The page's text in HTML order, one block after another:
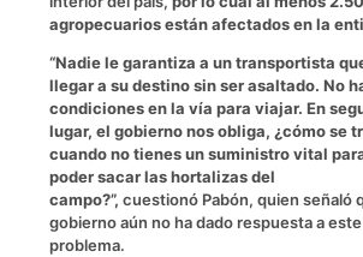
agropecuarios están afectados en la
“Nadie le garantiza a un transportista
llegar a su destino sin ser asaltado. No
condiciones en la vía para viajar. En
lugar, el gobierno nos obliga, ¿cómo se
cuando no tienes un suministro vital
poder sacar las hortalizas del
campo?”, cuestionó Pabón, quien señaló
gobierno aún no ha dado respuesta a este
problema.